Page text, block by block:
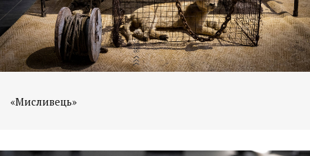
«Мисливець»